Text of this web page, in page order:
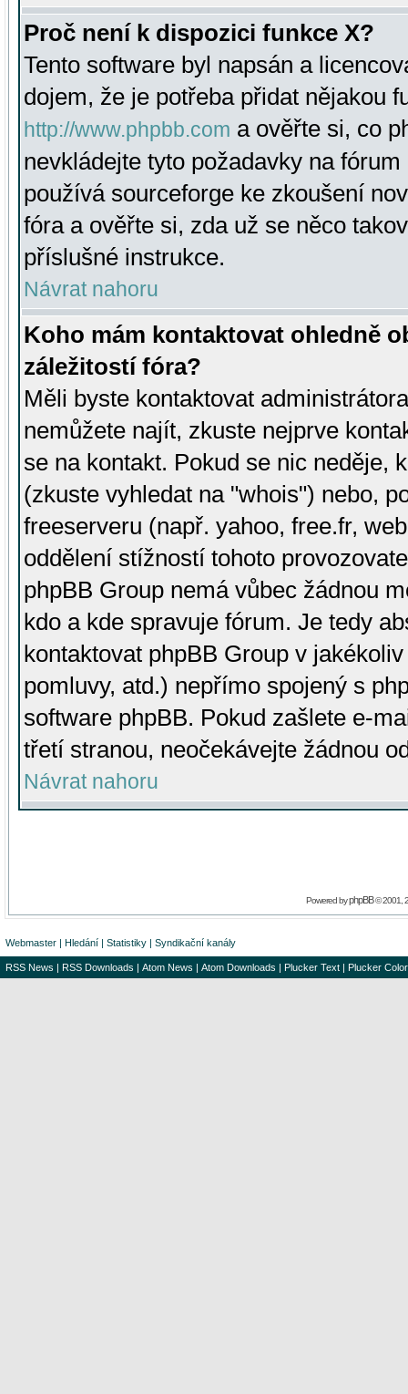
Proč není k dispozici funkce X?
Tento software byl napsán a
dojem, že je potřeba přidat nějakou
http://www.phpbb.com a ověřte si, co
nevkládejte tyto požadavky na
používá sourceforge ke zkoušení
fóra a ověřte si, zda už se něco
příslušné instrukce.
Návrat nahoru
Koho mám kontaktovat ohledně
záležitostí fóra?
Měli byste kontaktovat
nemůžete najít, zkuste nejprve
se na kontakt. Pokud se nic neděje,
(zkuste vyhledat na "whois") nebo,
freeserveru (např. yahoo, free.fr,
oddělení stížností tohoto
phpBB Group nemá vůbec žádnou
kdo a kde spravuje fórum. Je tedy
kontaktovat phpBB Group v
pomluvy, atd.) nepřímo spojený s
software phpBB. Pokud zašlete e-
třetí stranou, neočekávejte žádnou
Návrat nahoru
Powered byphpBB© 2001,
Webmaster | Hledání | Statistiky | Syndikační kanály
RSS News | RSS Downloads | Atom News | Atom Downloads | Plucker Text | Plucker Color